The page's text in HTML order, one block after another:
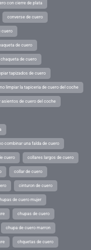
con cierre de plata
converse de cuero
cuero
de cuero
de cuero
tapizados de cuero
limpiar la tapiceria de cuero del coche
asientos de cuero del coche
combinar una falda de cuero
cuero collares largos de cuero
collar de cuero
cinturon de cuero
de cuero mujer
chupas de cuero
chupa de cuero marron
chquetas de cuero